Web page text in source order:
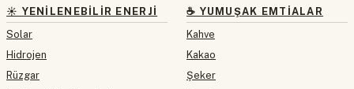
☀️ YENILENEBILIR ENERJI
Solar
Hidrojen
Rüzgar
☕ YUMUŞAK EMTIALAR
Kahve
Kakao
Şeker